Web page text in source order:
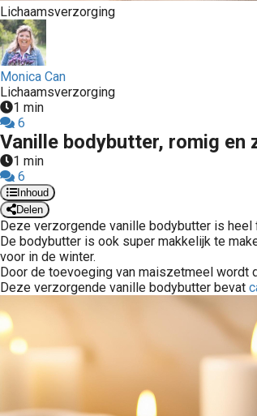
Lichaamsverzorging
Monica Can
Lichaamsverzorging
1 min
6
Vanille bodybutter, romig en
1 min
6
Inhoud
Delen
Deze verzorgende vanille bodybutter is heel
De bodybutter is ook super makkelijk te
voor in de winter.
Door de toevoeging van maiszetmeel wordt
Deze verzorgende vanille bodybutter bevat